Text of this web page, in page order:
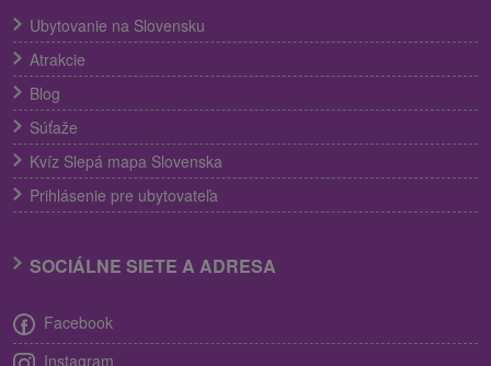
Ubytovanie na Slovensku
Atrakcie
Blog
Súťaže
Kvíz Slepá mapa Slovenska
Prihlásenie pre ubytovateľa
SOCIÁLNE SIETE A ADRESA
Facebook
Instagram